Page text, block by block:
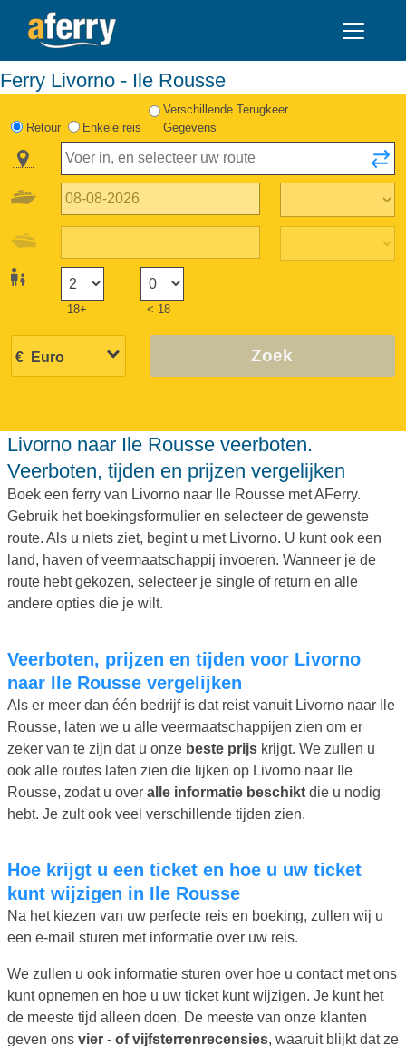
Ferry Livorno - Ile Rousse
Retour Enkele reis
Verschillende Terugkeer
Gegevens
18+ < 18
Zoek
Livorno naar Ile Rousse veerboten.
Veerboten, tijden en prijzen vergelijken
Boek een ferry van Livorno naar Ile Rousse met AFerry.
Gebruik het boekingsformulier en selecteer de gewenste
route. Als u niets ziet, begint u met Livorno. U kunt ook een
land, haven of veermaatschappij invoeren. Wanneer je de
route hebt gekozen, selecteer je single of return en alle
andere opties die je wilt.
Veerboten, prijzen en tijden voor Livorno
naar Ile Rousse vergelijken
Als er meer dan één bedrijf is dat reist vanuit Livorno naar Ile
Rousse, laten we u alle veermaatschappijen zien om er
zeker van te zijn dat u onze beste prijs krijgt. We zullen u
ook alle routes laten zien die lijken op Livorno naar Ile
Rousse, zodat u over alle informatie beschikt die u nodig
hebt. Je zult ook veel verschillende tijden zien.
Hoe krijgt u een ticket en hoe u uw ticket
kunt wijzigen in Ile Rousse
Na het kiezen van uw perfecte reis en boeking, zullen wij u
een e-mail sturen met informatie over uw reis.
We zullen u ook informatie sturen over hoe u contact met ons
kunt opnemen en hoe u uw ticket kunt wijzigen. Je kunt het
de meeste tijd alleen doen. De meeste van onze klanten
geven ons vier - of vijfsterrenrecensies, waaruit blijkt dat ze